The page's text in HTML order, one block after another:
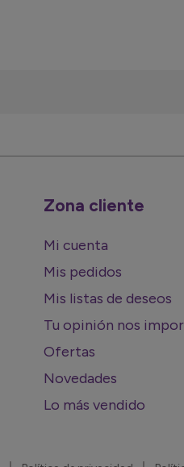
Zona cliente
Mi cuenta
Mis pedidos
Mis listas de deseos
Tu opinión nos
Ofertas
Novedades
Lo más vendido